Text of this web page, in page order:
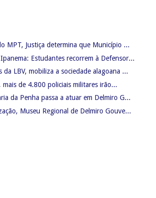
MPT, Justiça determina que Município ...
Estudantes recorrem à Defensor...
da LBV, mobiliza a sociedade alagoana ...
mais de 4.800 policiais militares irão...
da Penha passa a atuar em Delmiro G...
Museu Regional de Delmiro Gouve...